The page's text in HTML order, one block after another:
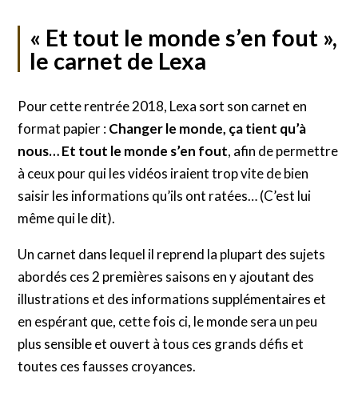
« Et tout le monde s’en fout »,
le carnet de Lexa
Pour cette rentrée 2018, Lexa sort son carnet en
format papier :Changer le monde, ça tient qu’à
nous… Et tout le monde s’en fout, afin de permettre
à ceux pour qui les vidéos iraient trop vite de bien
saisir les informations qu’ils ont ratées… (C’est lui
même qui le dit).
Un carnet dans lequel il reprend la plupart des sujets
abordés ces 2 premières saisons en y ajoutant des
illustrations et des informations supplémentaires et
en espérant que, cette fois ci, le monde sera un peu
plus sensible et ouvert à tous ces grands défis et
toutes ces fausses croyances.